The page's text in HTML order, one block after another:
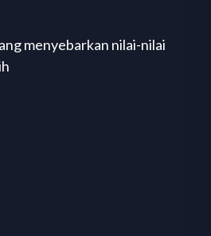
menyebarkan nilai-nilai